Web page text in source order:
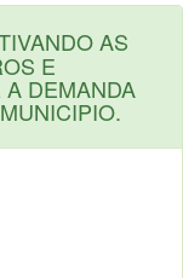
AS
E
A DEMANDA